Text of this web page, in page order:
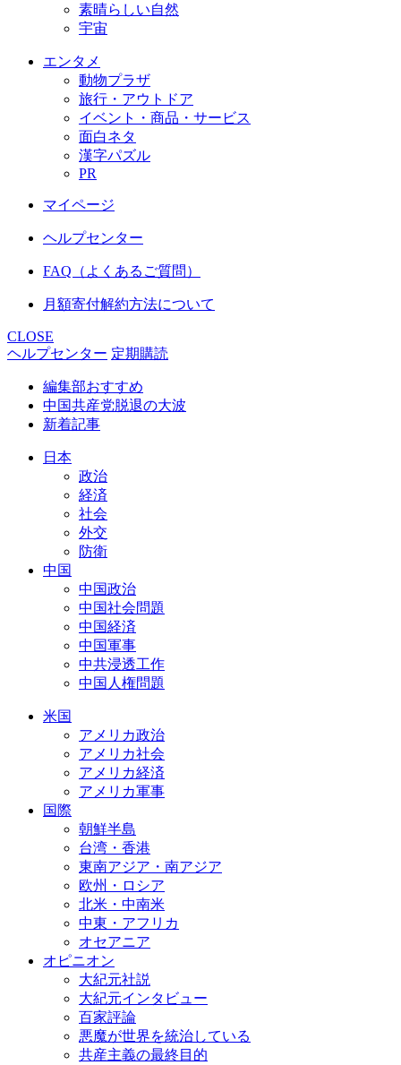
素晴らしい自然
宇宙
エンタメ
動物プラザ
旅行・アウトドア
イベント・商品・サービス
面白ネタ
漢字パズル
PR
マイページ
ヘルプセンター
FAQ（よくあるご質問）
月額寄付解約方法について
CLOSE
ヘルプセンター 定期購読
編集部おすすめ
中国共産党脱退の大波
新着記事
日本
政治
経済
社会
外交
防衛
中国
中国政治
中国社会問題
中国経済
中国軍事
中共浸透工作
中国人権問題
米国
アメリカ政治
アメリカ社会
アメリカ経済
アメリカ軍事
国際
朝鮮半島
台湾・香港
東南アジア・南アジア
欧州・ロシア
北米・中南米
中東・アフリカ
オセアニア
オピニオン
大紀元社説
大紀元インタビュー
百家評論
悪魔が世界を統治している
共産主義の最終目的